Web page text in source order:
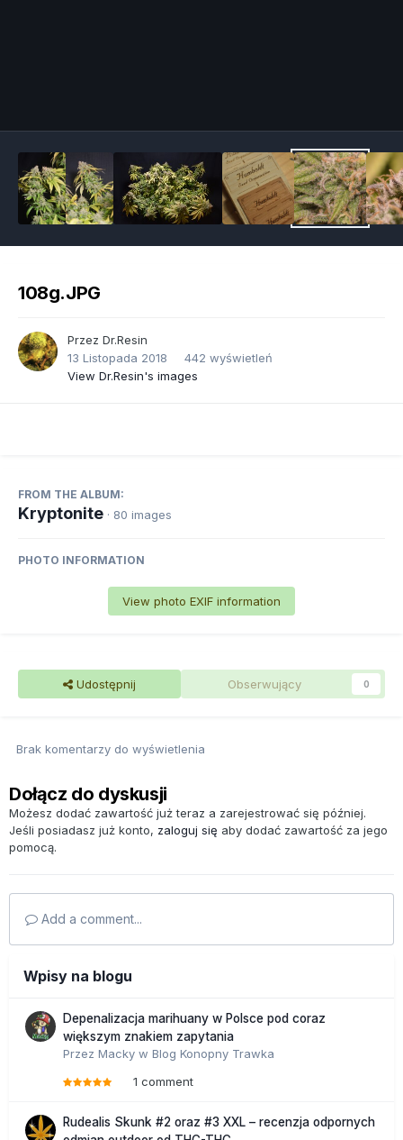
108g.JPG
Przez Dr.Resin
13 Listopada 2018
442 wyświetleń
View Dr.Resin's images
FROM THE ALBUM:
Kryptonite · 80 images
PHOTO INFORMATION
View photo EXIF information
Udostępnij Obserwujący 0
Brak komentarzy do wyświetlenia
Dołącz do dyskusji
Możesz dodać zawartość już teraz a zarejestrować się później.
Jeśli posiadasz już konto, zaloguj się aby dodać zawartość za jego
pomocą.
Add a comment...
Wpisy na blogu
Depenalizacja marihuany w Polsce pod coraz
większym znakiem zapytania
Przez Macky w Blog Konopny Trawka
1 comment
Rudealis Skunk #2 oraz #3 XXL – recenzja odpornych